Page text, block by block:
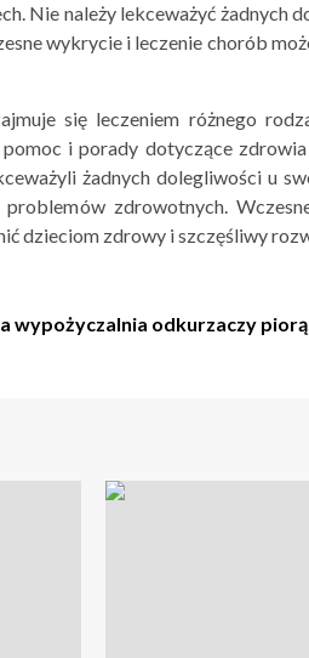
Nie należy lekceważyć żadnych
wykrycie i leczenie chorób
się leczeniem różnego
i porady dotyczące
żadnych dolegliwości u
zdrowotnych.
dzieciom zdrowy i szczęśliwy
wypożyczalnia odkurzaczy